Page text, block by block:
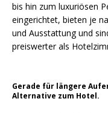
bis hin zum luxuriösen
eingerichtet, bieten je
und Ausstattung und
preiswerter als
Gerade für längere
Alternative zum Hotel.